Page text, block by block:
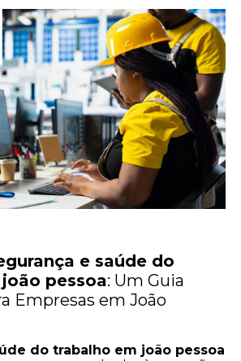
e saúde do
pessoa: Um Guia
Empresas em João
do trabalho em joão pessoa